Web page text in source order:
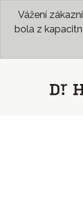
Vážení
bola z